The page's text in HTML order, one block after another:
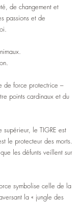
de changement et
passions et de
de force protectrice –
points cardinaux et du
supérieur, le TIGRE est
le protecteur des morts.
les défunts veillent sur
symbolise celle de la
la « jungle des